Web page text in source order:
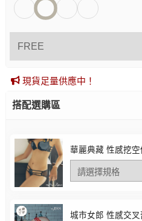
現貨足量供應中！
搭配選購區
華麗典藏 性感挖空
城市女郎 性感交